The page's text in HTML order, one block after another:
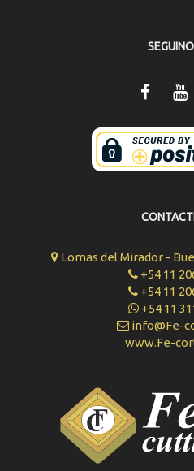
Lomas del Mirador -
+54 11
+54 11
+54 11
info@Fe-
www.Fe-